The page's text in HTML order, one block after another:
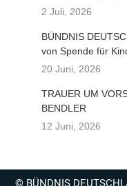
2 Juli, 2026
BÜNDNIS
von Spende für
20 Juni, 2026
TRAUER UM
BENDLER
12 Juni, 2026
© BÜNDNIS